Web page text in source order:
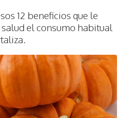
12 beneficios que le
el consumo habitual